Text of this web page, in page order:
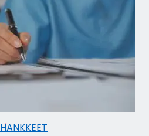
HANK­KEET